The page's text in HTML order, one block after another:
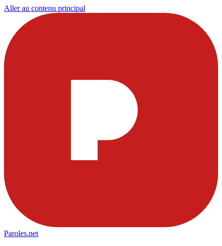
Aller au contenu principal
Paroles.net